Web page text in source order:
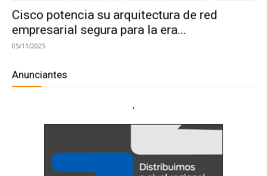
Cisco potencia su arquitectura de red
empresarial segura para la era...
05/11/2025
Anunciantes